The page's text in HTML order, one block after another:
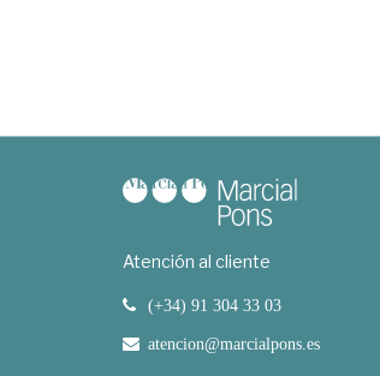
Atención al cliente
(+34) 91 304 33 03
atencion@marcialpons.es